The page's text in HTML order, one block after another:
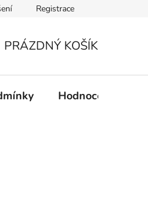
osobních údajů
Registrace
PRÁZDNÝ KOŠÍK
Hodnocení